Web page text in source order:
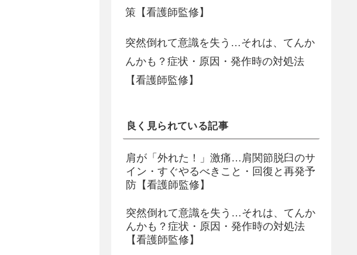
策【看護師監修】
突然倒れて意識を失う…それは、てんか
んかも？症状・原因・発作時の対処法
【看護師監修】
良く見られている記事
肩が「外れた！」激痛…肩関節脱臼のサ
イン・すぐやるべきこと・回復と再発予
防【看護師監修】
突然倒れて意識を失う…それは、てんか
んかも？症状・原因・発作時の対処法
【看護師監修】